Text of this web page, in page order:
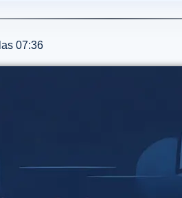
07:36